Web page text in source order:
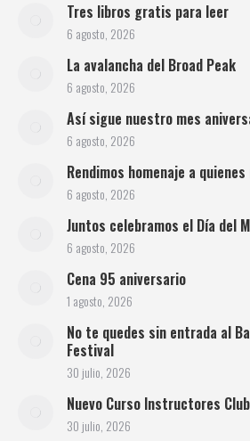
Tres libros gratis para leer
6 agosto, 2026
La avalancha del Broad Peak
6 agosto, 2026
Así sigue nuestro mes
6 agosto, 2026
Rendimos homenaje a
6 agosto, 2026
Juntos celebramos el Día del
6 agosto, 2026
Cena 95 aniversario
1 agosto, 2026
No te quedes sin entrada al
Festival
30 julio, 2026
Nuevo Curso Instructores Club
30 julio, 2026